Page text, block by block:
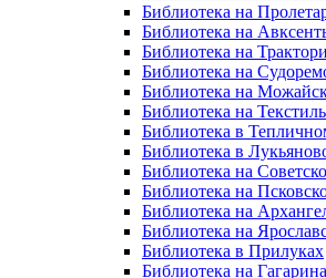
Библиотека на
Библиотека на
Библиотека на
Библиотека на
Библиотека на
Библиотека на
Библиотека в
Библиотека в
Библиотека на
Библиотека на
Библиотека на
Библиотека на
Библиотека в Прилуках
Библиотека на Гагарина